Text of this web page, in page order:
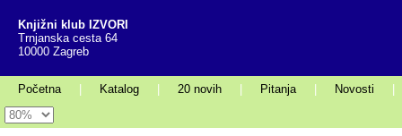
Knjižni klub IZVORI
Trnjanska cesta 64
10000 Zagreb
Početna Katalog 20 novih Pitanja Novosti